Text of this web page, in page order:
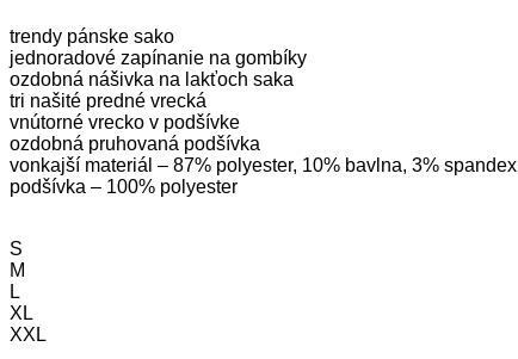
trendy pánske sako
jednoradové zapínanie na gombíky
ozdobná nášivka na lakťoch saka
tri našité predné vrecká
vnútorné vrecko v podšívke
ozdobná pruhovaná podšívka
vonkajší materiál – 87% polyester, 10% bavlna, 3% spandex
podšívka – 100% polyester
S
M
L
XL
XXL